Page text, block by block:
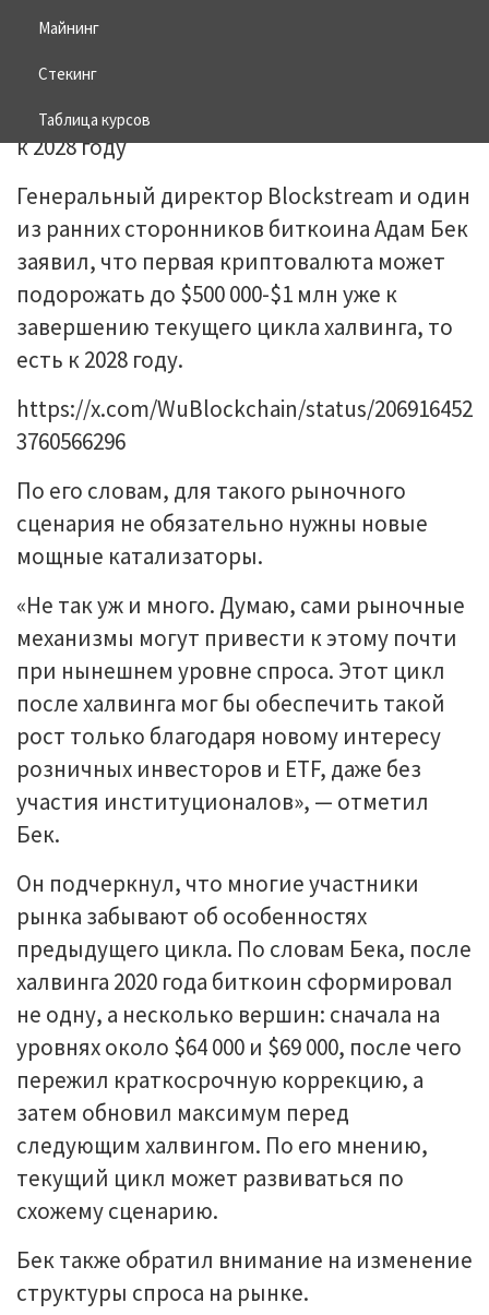
Майнинг
Стекинг
Таблица курсов
Генеральный директор Blockstream и один
из ранних сторонников биткоина Адам Бек
заявил, что первая криптовалюта может
подорожать до $500 000-$1 млн уже к
завершению текущего цикла халвинга, то
есть к 2028 году.
https://x.com/WuBlockchain/status/206916452
3760566296
По его словам, для такого рыночного
сценария не обязательно нужны новые
мощные катализаторы.
«Не так уж и много. Думаю, сами рыночные
механизмы могут привести к этому почти
при нынешнем уровне спроса. Этот цикл
после халвинга мог бы обеспечить такой
рост только благодаря новому интересу
розничных инвесторов и ETF, даже без
участия институционалов», — отметил
Бек.
Он подчеркнул, что многие участники
рынка забывают об особенностях
предыдущего цикла. По словам Бека, после
халвинга 2020 года биткоин сформировал
не одну, а несколько вершин: сначала на
уровнях около $64 000 и $69 000, после чего
пережил краткосрочную коррекцию, а
затем обновил максимум перед
следующим халвингом. По его мнению,
текущий цикл может развиваться по
схожему сценарию.
Бек также обратил внимание на изменение
структуры спроса на рынке.